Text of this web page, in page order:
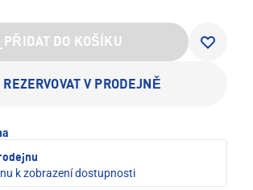
PŘIDAT DO KOŠÍKU
REZERVOVAT V PRODEJNĚ
k zobrazení dostupnosti